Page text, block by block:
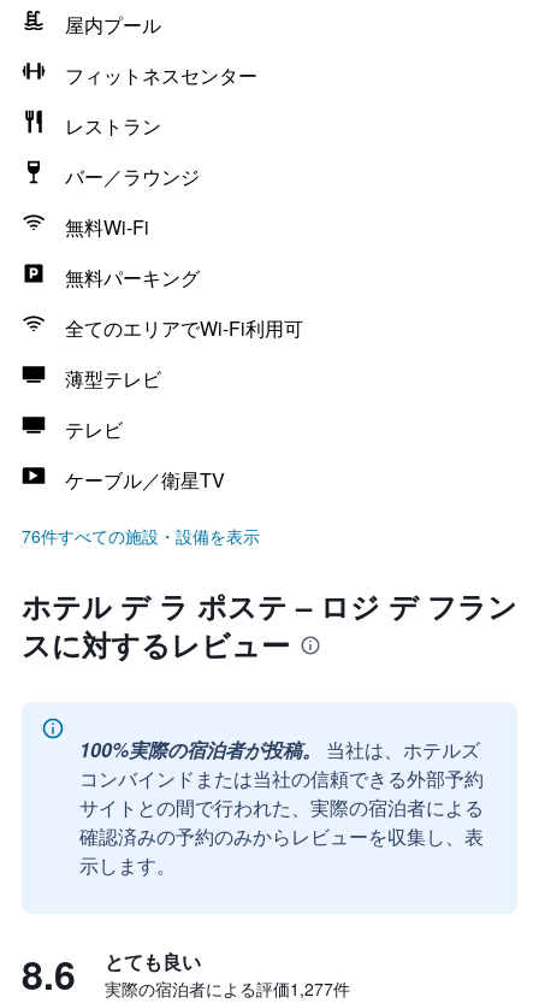
屋内プール
フィットネスセンター
レストラン
バー／ラウンジ
無料Wi-Fi
無料パーキング
全てのエリアでWi-Fi利用可
薄型テレビ
テレビ
ケーブル／衛星TV
76件すべての施設・設備を表示
ホテル デ ラ ポステ – ロジ デ フラン
スに対するレビュー
100%実際の宿泊者が投稿。
当社は、ホテルズ
コンバインドまたは当社の信頼できる外部予約
サイトとの間で行われた、実際の宿泊者による
確認済みの予約のみからレビューを収集し、表
示します。
8.6 とても良い
実際の宿泊者による評価1,277​件